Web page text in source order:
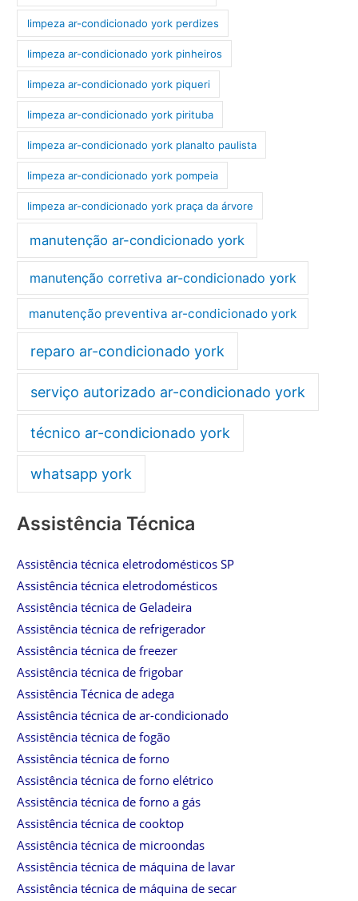
limpeza ar-condicionado york perdizes
limpeza ar-condicionado york pinheiros
limpeza ar-condicionado york piqueri
limpeza ar-condicionado york pirituba
limpeza ar-condicionado york planalto paulista
limpeza ar-condicionado york pompeia
limpeza ar-condicionado york praça da árvore
manutenção ar-condicionado york
manutenção corretiva ar-condicionado york
manutenção preventiva ar-condicionado york
reparo ar-condicionado york
serviço autorizado ar-condicionado york
técnico ar-condicionado york
whatsapp york
Assistência Técnica
Assistência técnica eletrodomésticos SP
Assistência técnica eletrodomésticos
Assistência técnica de Geladeira
Assistência técnica de refrigerador
Assistência técnica de freezer
Assistência técnica de frigobar
Assistência Técnica de adega
Assistência técnica de ar-condicionado
Assistência técnica de fogão
Assistência técnica de forno
Assistência técnica de forno elétrico
Assistência técnica de forno a gás
Assistência técnica de cooktop
Assistência técnica de microondas
Assistência técnica de máquina de lavar
Assistência técnica de máquina de secar